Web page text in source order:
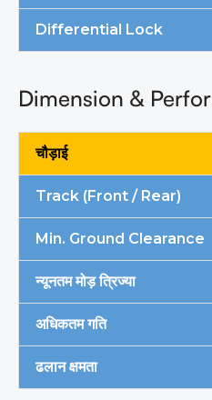
Differential Lock
Dimension &
चौड़ाई
Track (Front / Rear)
Min. Ground Clearance
न्यूनतम मोड़ त्रिज्या
अधिकतम गति
ढलान क्षमता